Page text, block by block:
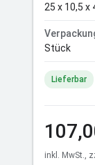
25 x 10,5 x
Stück
Lieferbar
inkl. MwSt.,